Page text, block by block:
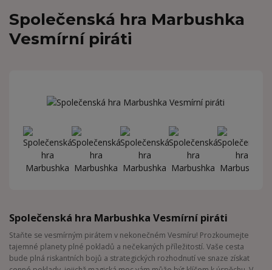
Společenská hra Marbushka
Vesmírní piráti
Společenská hra Marbushka Vesmírní piráti
Staňte se vesmírným pirátem v nekonečném Vesmíru! Prozkoumejte
tajemné planety plné pokladů a nečekaných příležitostí. Vaše cesta
bude plná riskantních bojů a strategických rozhodnutí ve snaze získat